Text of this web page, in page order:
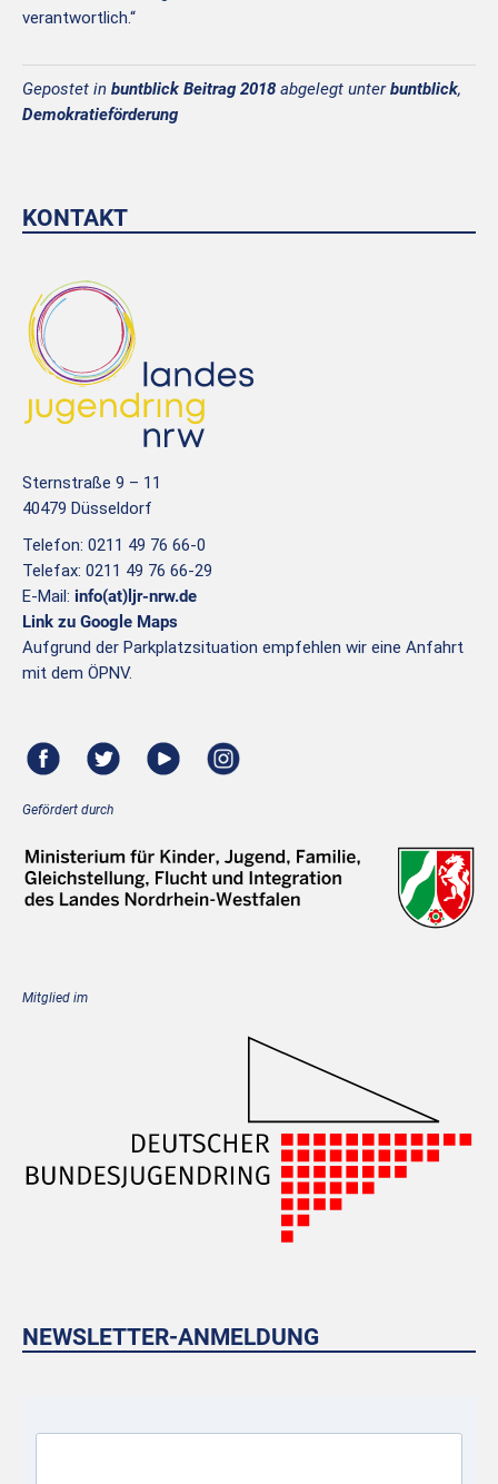
verantwortlich.“
Gepostet in buntblick Beitrag 2018 abgelegt unterbuntblick,
Demokratieförderung
KONTAKT
Sternstraße 9 – 11
40479 Düsseldorf
Telefon: 0211 49 76 66-0
Telefax: 0211 49 76 66-29
E-Mail: info(at)ljr-nrw.de
Link zu Google Maps
Aufgrund der Parkplatzsituation empfehlen wir eine Anfahrt
mit dem ÖPNV.
Gefördert durch
Mitglied im
NEWSLETTER-ANMELDUNG